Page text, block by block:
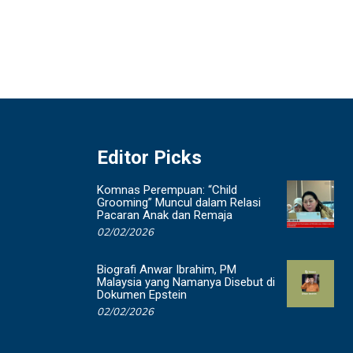
Editor Picks
Komnas Perempuan: “Child
Grooming” Muncul dalam Relasi
Pacaran Anak dan Remaja
02/02/2026
Biografi Anwar Ibrahim, PM
Malaysia yang Namanya Disebut di
Dokumen Epstein
02/02/2026